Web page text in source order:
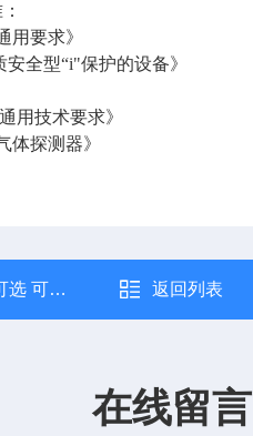
用要求》
全型“i"保护的设备》
用技术要求》
体探测器》
传感器 返回列表
在线留言